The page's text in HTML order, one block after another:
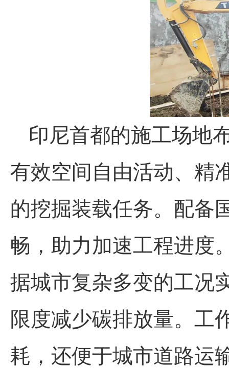
印尼首都的施工场地
有效空间自由活动、精
的挖掘装载任务。配备
畅，助力加速工程进度
据城市复杂多变的工况
限度减少碳排放量。工
耗，还便于城市道路运